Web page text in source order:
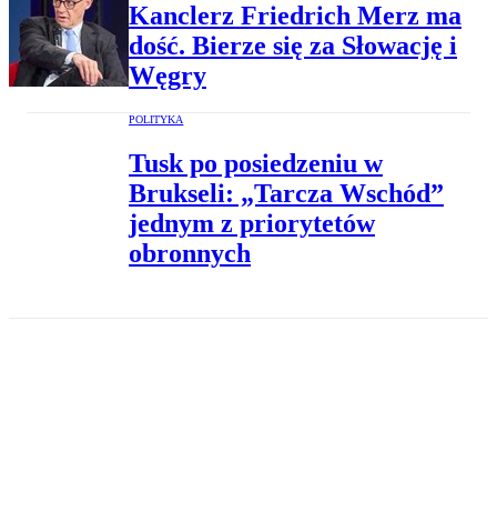
Kanclerz Friedrich Merz ma
dość. Bierze się za Słowację i
Węgry
POLITYKA
Tusk po posiedzeniu w
Brukseli: „Tarcza Wschód”
jednym z priorytetów
obronnych